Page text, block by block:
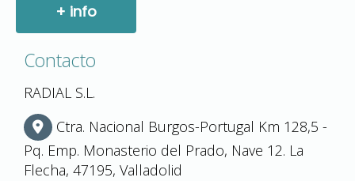
+ info
Contacto
RADIAL S.L.
Ctra. Nacional Burgos-Portugal Km 128,5 -
Pq. Emp. Monasterio del Prado, Nave 12. La
Flecha, 47195, Valladolid